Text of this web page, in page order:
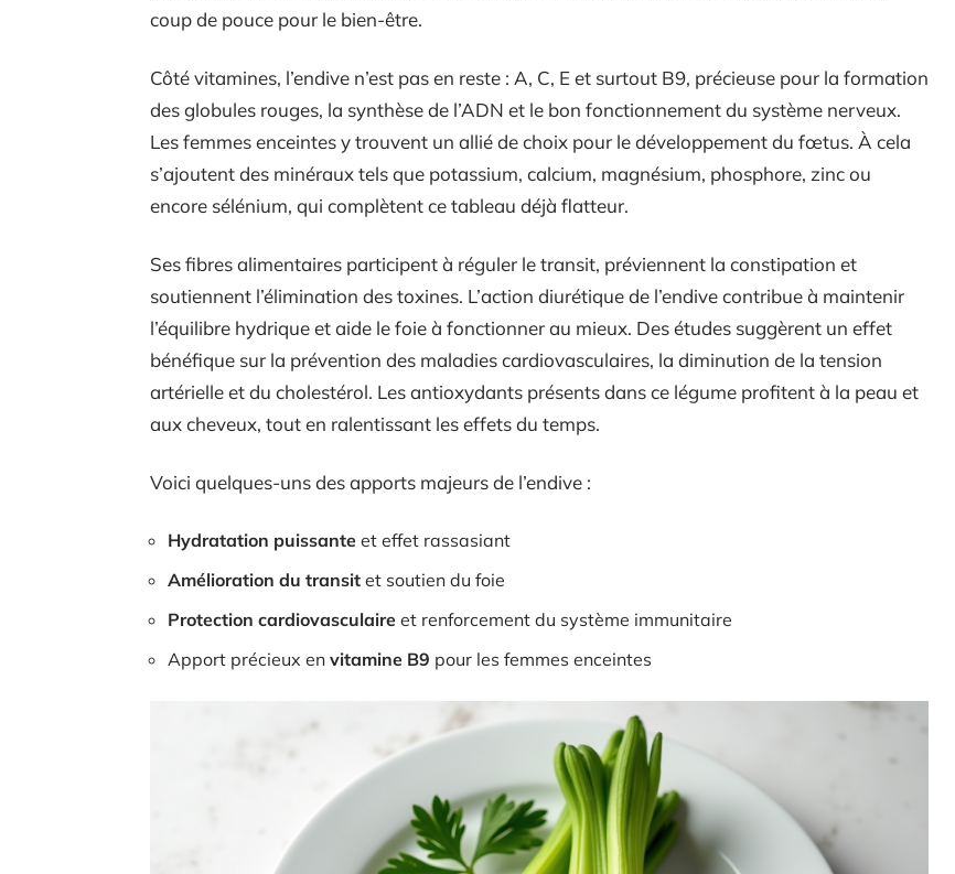
coup de pouce pour le bien-être.
Côté vitamines, l’endive n’est pas en reste : A, C, E et surtout B9, précieuse pour la formation
des globules rouges, la synthèse de l’ADN et le bon fonctionnement du système nerveux.
Les femmes enceintes y trouvent un allié de choix pour le développement du fœtus. À cela
s’ajoutent des minéraux tels que potassium, calcium, magnésium, phosphore, zinc ou
encore sélénium, qui complètent ce tableau déjà flatteur.
Ses fibres alimentaires participent à réguler le transit, préviennent la constipation et
soutiennent l’élimination des toxines. L’action diurétique de l’endive contribue à maintenir
l’équilibre hydrique et aide le foie à fonctionner au mieux. Des études suggèrent un effet
bénéfique sur la prévention des maladies cardiovasculaires, la diminution de la tension
artérielle et du cholestérol. Les antioxydants présents dans ce légume profitent à la peau et
aux cheveux, tout en ralentissant les effets du temps.
Voici quelques-uns des apports majeurs de l’endive :
Hydratation puissante et effet rassasiant
Amélioration du transit et soutien du foie
Protection cardiovasculaire et renforcement du système immunitaire
Apport précieux en vitamine B9 pour les femmes enceintes